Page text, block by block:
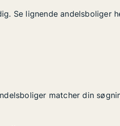
Se lignende andelsboliger
matcher din